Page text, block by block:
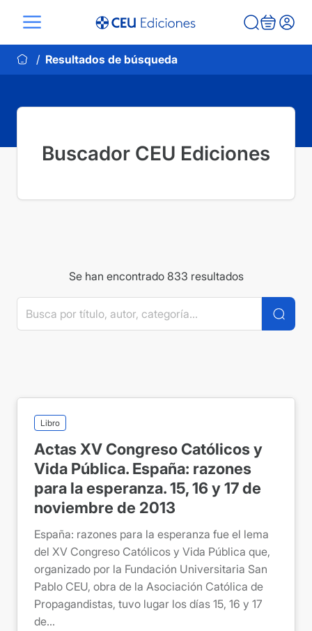
contenido
Resultados de búsqueda
Buscador CEU Ediciones
Se han encontrado 833 resultados
Libro
Actas XV Congreso Católicos y
Vida Pública. España: razones
para la esperanza. 15, 16 y 17 de
noviembre de 2013
España: razones para la esperanza fue el lema
del XV Congreso Católicos y Vida Pública que,
organizado por la Fundación Universitaria San
Pablo CEU, obra de la Asociación Católica de
Propagandistas, tuvo lugar los días 15, 16 y 17
de...